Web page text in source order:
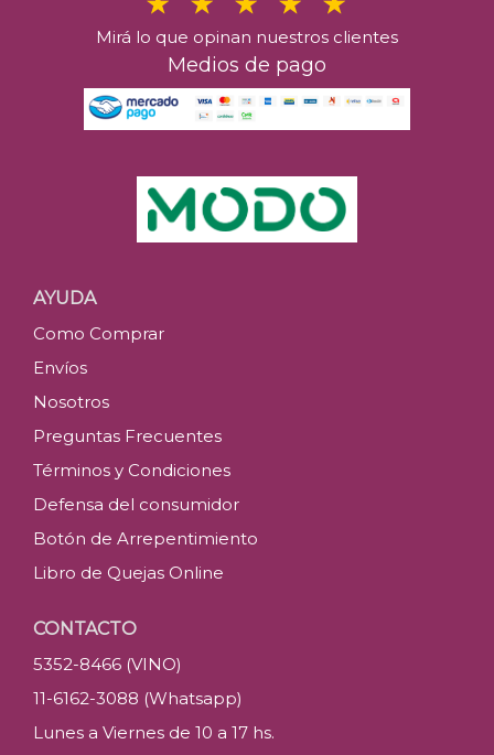
Mirá lo que opinan nuestros clientes
Medios de pago
AYUDA
Como Comprar
Envíos
Nosotros
Preguntas Frecuentes
Términos y Condiciones
Defensa del consumidor
Botón de Arrepentimiento
Libro de Quejas Online
CONTACTO
5352-8466 (VINO)
11-6162-3088 (Whatsapp)
Lunes a Viernes de 10 a 17 hs.